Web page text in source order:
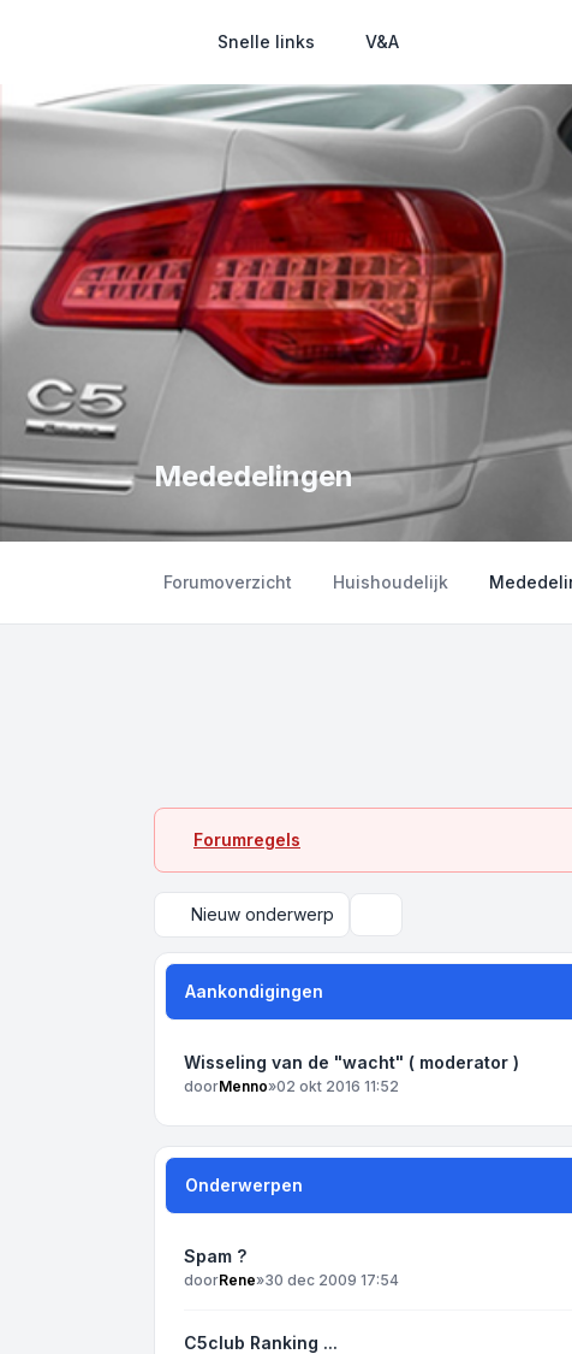
Snelle links V&A
Mededelingen
Forumoverzicht Huishoudelijk
Forumregels
Nieuw onderwerp
Aankondigingen
Wisseling van de "wacht" ( moderator )
doorMenno»02 okt 2016 11:52
Onderwerpen
Spam ?
doorRene»30 dec 2009 17:54
C5club Ranking ...